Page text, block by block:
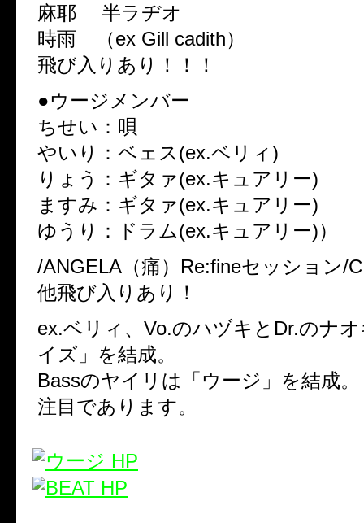
麻耶 半ラヂオ
時雨 （ex Gill cadith）
飛び入りあり！！！
●ウージメンバー
ちせい：唄
やいり：ベェス(ex.ベリィ)
りょう：ギタァ(ex.キュアリー)
ますみ：ギタァ(ex.キュアリー)
ゆうり：ドラム(ex.キュアリー)）
/ANGELA（痛）Re:fineセッション/
他飛び入りあり！
ex.ベリィ、Vo.のハヅキとDr.のナ
イズ」を結成。
Bassのヤイリは「ウージ」を結成。
注目であります。